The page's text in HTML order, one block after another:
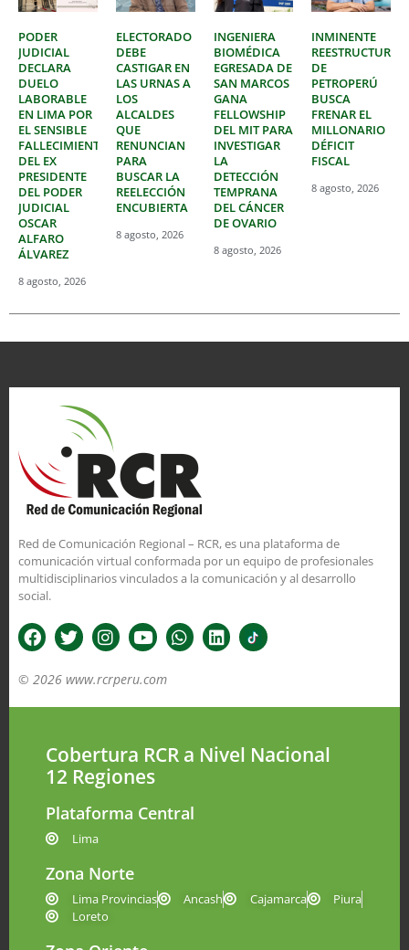
PODER
JUDICIAL
DECLARA
DUELO
LABORABLE
EN LIMA POR
EL SENSIBLE
FALLECIMIENTO
DEL EX
PRESIDENTE
DEL PODER
JUDICIAL
OSCAR
ALFARO
ÁLVAREZ
8 agosto, 2026
ELECTORADO
DEBE
CASTIGAR EN
LAS URNAS A
LOS
ALCALDES
QUE
RENUNCIAN
PARA
BUSCAR LA
REELECCIÓN
ENCUBIERTA
8 agosto, 2026
INGENIERA
BIOMÉDICA
EGRESADA DE
SAN MARCOS
GANA
FELLOWSHIP
DEL MIT PARA
INVESTIGAR
LA
DETECCIÓN
TEMPRANA
DEL CÁNCER
DE OVARIO
8 agosto, 2026
INMINENTE
DE
PETROPERÚ
BUSCA
FRENAR EL
MILLONARIO
DÉFICIT
FISCAL
8 agosto, 2026
Red de Comunicación Regional – RCR, es una plataforma de
comunicación virtual conformada por un equipo de profesionales
multidisciplinarios vinculados a la comunicación y al desarrollo
social.
© 2026 www.rcrperu.com
Cobertura RCR a Nivel Nacional
12 Regiones
Plataforma Central
Lima
Zona Norte
Lima Provincias Ancash Cajamarca
Piura
Loreto